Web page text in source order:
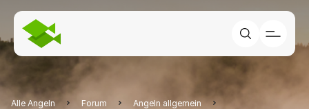
Alle Angeln Forum
Angeln allgemein